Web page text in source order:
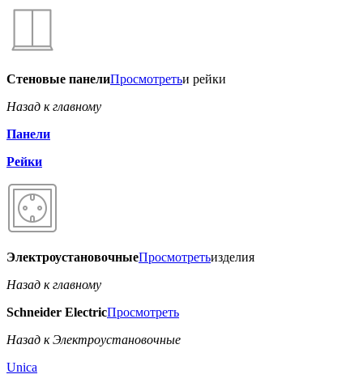
Стеновые панелиПросмотретьи рейки
Назад к главному
Панели
Рейки
ЭлектроустановочныеПросмотретьизделия
Назад к главному
Schneider ElectricПросмотреть
Назад к Электроустановочные
Unica